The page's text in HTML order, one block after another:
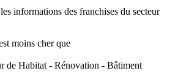
informations des franchises du secteur
moins cher que
de Habitat - Rénovation - Bâtiment